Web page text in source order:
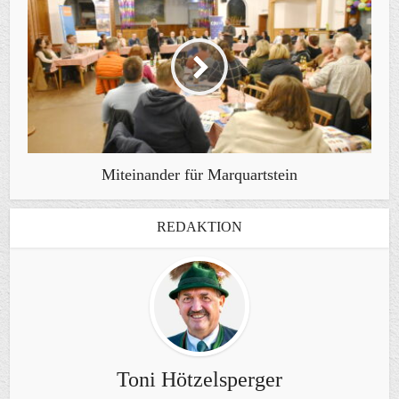
Miteinander für Marquartstein
REDAKTION
Toni Hötzelsperger